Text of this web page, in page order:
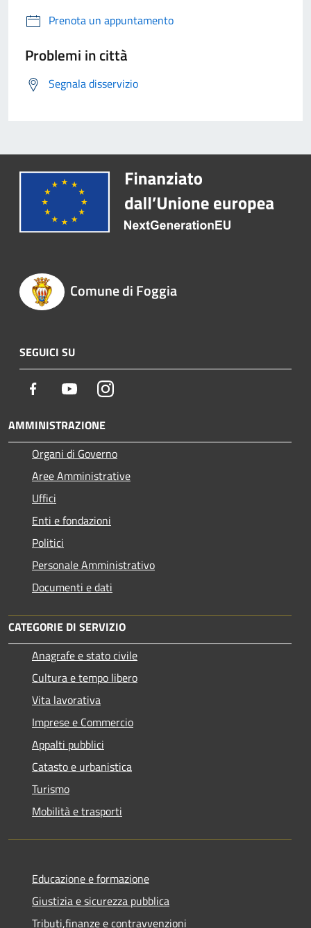
Prenota un appuntamento
Problemi in città
Segnala disservizio
Comune di Foggia
SEGUICI SU
Facebook YoutubeInstagram
AMMINISTRAZIONE
Organi di Governo
Aree Amministrative
Uffici
Enti e fondazioni
Politici
Personale Amministrativo
Documenti e dati
CATEGORIE DI SERVIZIO
Anagrafe e stato civile
Cultura e tempo libero
Vita lavorativa
Imprese e Commercio
Appalti pubblici
Catasto e urbanistica
Turismo
Mobilità e trasporti
Educazione e formazione
Giustizia e sicurezza pubblica
Tributi,finanze e contravvenzioni